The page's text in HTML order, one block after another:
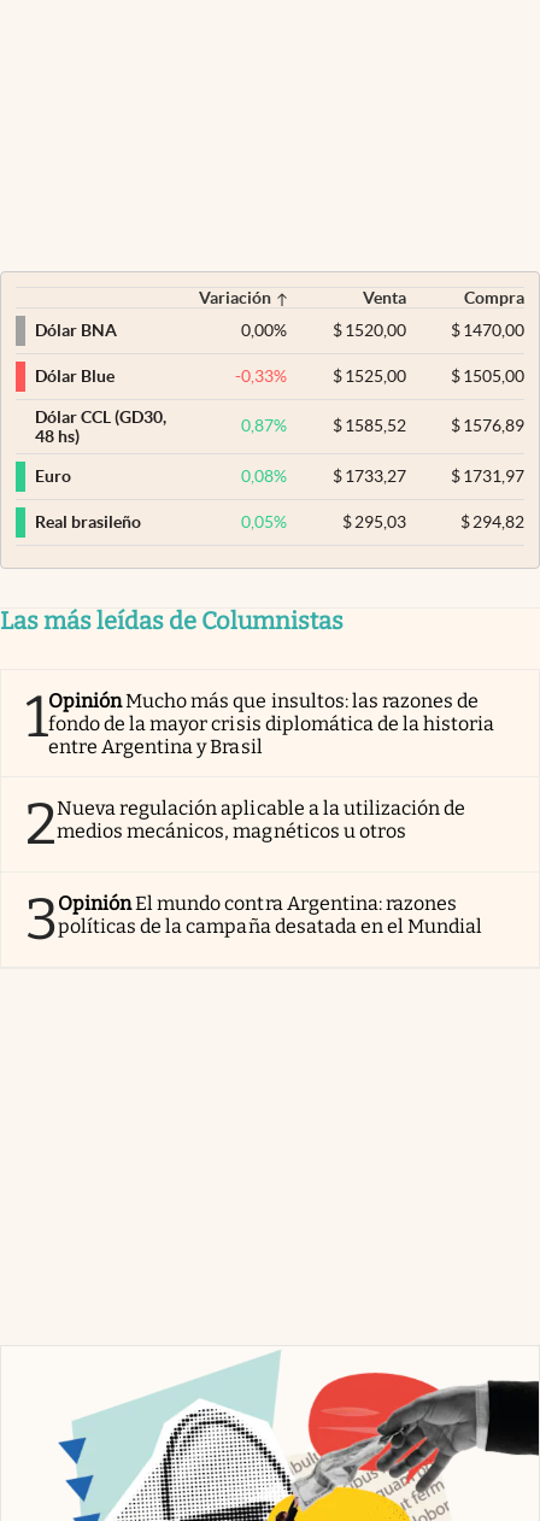
Variación Venta
Compra
Dólar BNA
0,00% $ 1520,00 $1470,00
Dólar Blue -0,33% $ 1525,00 $1505,00
Dólar CCL (GD30,
48 hs)
0,87% $ 1585,52 $1576,89
Euro 0,08% $ 1733,27 $1731,97
Real brasileño 0,05% $ 295,03 $294,82
Las más leídas de Columnistas
1OpiniónMucho más que insultos: las razones de
fondo de la mayor crisis diplomática de la historia
entre Argentina y Brasil
2Nueva regulación aplicable a la utilización de
medios mecánicos, magnéticos u otros
3OpiniónEl mundo contra Argentina: razones
políticas de la campaña desatada en el Mundial